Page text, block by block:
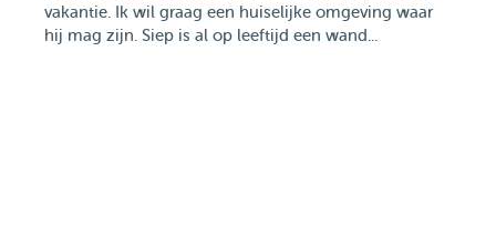
vakantie. Ik wil graag een huiselijke omgeving waar
hij mag zijn. Siep is al op leeftijd een wand...